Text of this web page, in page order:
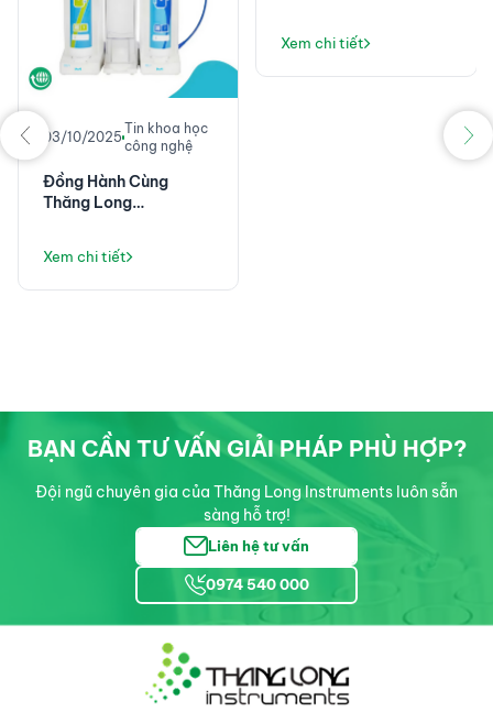
03/10/2025
Tin khoa học
công nghệ
Đồng Hành Cùng
Thăng Long
Chỉ Là Máy Lọc Nước,
Mà Là Giải Pháp Vận
Hành Phòng Thí
Xem chi tiết
độ nhạy đột phá
Xem chi tiết
BẠN CẦN TƯ VẤN GIẢI PHÁP PHÙ HỢP?
Đội ngũ chuyên gia của Thăng Long Instruments luôn sẵn
sàng hỗ trợ!
Liên hệ tư vấn
0974 540 000